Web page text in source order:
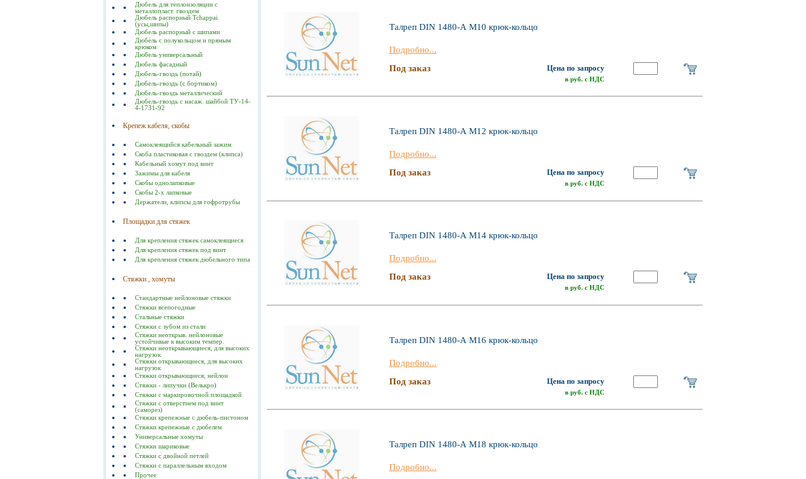
Дюбель для теплоизоляции с
металлопласт. гвоздем
Дюбель распорный Tchappai
(усы,шипы)
Дюбель распорный с шипами
Дюбель с полукольцом и прямым
крюком
Дюбель универсальный
Дюбель фасадный
Дюбель-гвоздь (потай)
Дюбель-гвоздь (с бортиком)
Дюбель-гвоздь металлический
Дюбель-гвоздь с насаж. шайбой ТУ-14-
4-1731-92
Крепеж кабеля, скобы
Самоклеящийся кабельный зажим
Скоба пластиковая с гвоздем (клипса)
Кабельный хомут под винт
Зажимы для кабеля
Скобы однолапковые
Скобы 2-х лапковые
Держатели, клипсы для гофротрубы
Площадки для стяжек
Для крепления стяжек самоклеящиеся
Для крепления стяжек под винт
Для крепления стяжек дюбельного типа
Стяжки , хомуты
Стандартные нейлоновые стяжки
Стяжки всепогодные
Стальные стяжки
Cтяжки с зубом из стали
Стяжки неоткрыв. нейлоновые
устойчивые к высоким темпер.
Стяжки неоткрывающиеся, для высоких
нагрузок
Стяжки открывающиеся, для высоких
нагрузок
Стяжки открывающиеся, нейлон
Стяжки - липучки (Велькро)
Стяжки с маркировочной площадкой
Стяжки с отверстием под винт
(саморез)
Стяжки крепежные с дюбель-пистоном
Стяжки крепежные с дюбелем
Универсальные хомуты
Стяжки шариковые
Стяжки с двойной петлей
Стяжки с параллельным входом
Прочее
Талреп DIN 1480-А М10 крюк-кольцо
Подробно...
Под заказ
Цена по запросу
в руб. с НДС
Талреп DIN 1480-А М12 крюк-кольцо
Подробно...
Под заказ
Цена по запросу
в руб. с НДС
Талреп DIN 1480-А М14 крюк-кольцо
Подробно...
Под заказ
Цена по запросу
в руб. с НДС
Талреп DIN 1480-А М16 крюк-кольцо
Подробно...
Под заказ
Цена по запросу
в руб. с НДС
Талреп DIN 1480-А М18 крюк-кольцо
Подробно...